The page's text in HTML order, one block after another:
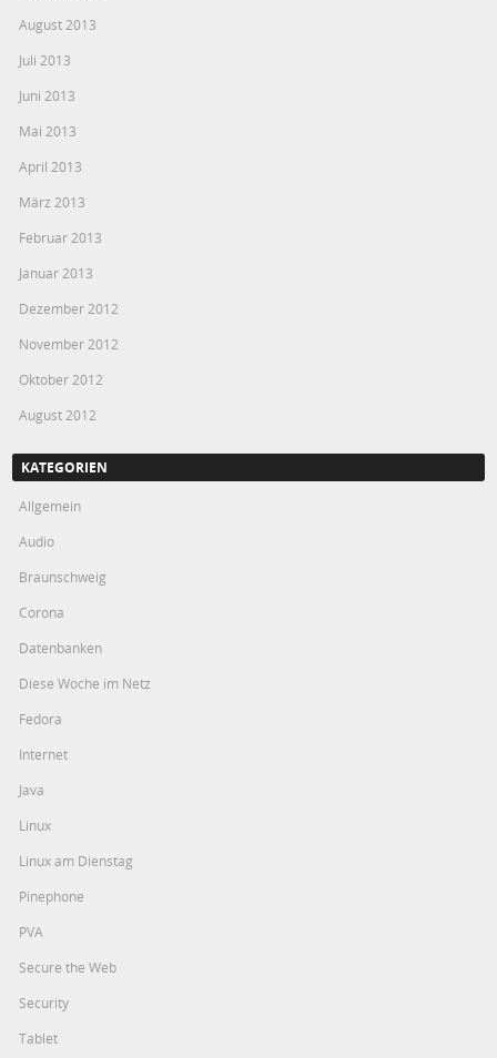
August 2013
Juli 2013
Juni 2013
Mai 2013
April 2013
März 2013
Februar 2013
Januar 2013
Dezember 2012
November 2012
Oktober 2012
August 2012
KATEGORIEN
Allgemein
Audio
Braunschweig
Corona
Datenbanken
Diese Woche im Netz
Fedora
Internet
Java
Linux
Linux am Dienstag
Pinephone
PVA
Secure the Web
Security
Tablet